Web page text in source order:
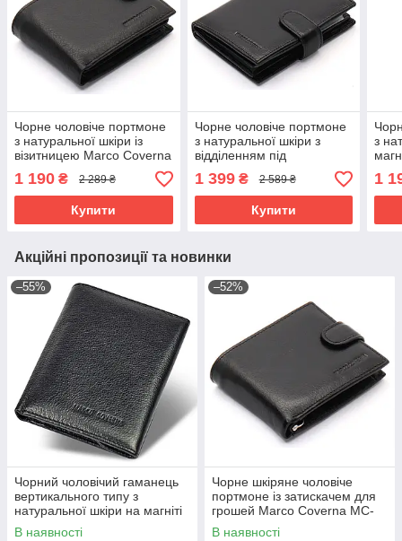
Чорне чоловіче портмоне
з натуральної шкіри із
візитницею Marco Coverna
MC-2057-1
1 190 ₴ 2 289 ₴
Купити
Чорне чоловіче портмоне
з натуральної шкіри з
відділенням під
автодокументи Marco
Coverna MC-2090H-1
1 399₴ 2 589 ₴
Купити
з
1
Акційні пропозиції та новинки
–55%
Чорний чоловічий гаманець
вертикального типу з
натуральної шкіри на магніті
Marco Coverna MC-1286
В наявності
–52%
Чорне шкіряне чоловіче
портмоне із затискачем для
грошей Marco Coverna MC-
2006H-1
В наявності